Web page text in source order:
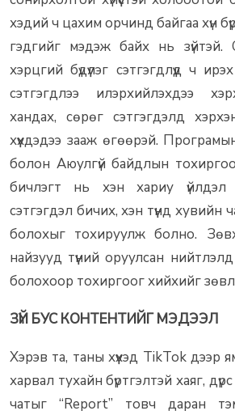
хэдий ч цахим орчинд байгаа хүн
гэдгийг мэдэж байх нь зүйтэй.
хэрцгий бүдүүлэг сэтгэгдлүүд ч
сэтгэгдлээ илэрхийлэхдээ
хандах, сөрөг сэтгэгдэлд
хүүхдэдээ зааж өгөөрэй.
болон Аюулгүй байдлын тохиргоо
бичлэгт нь хэн хариу үйлдэл
сэтгэгдэл бичих, хэн түүнд хувийн
болохыг тохируулж болно.
найзууд түүний оруулсан нийтлэлд
болохоор тохиргоог хийхийг
ЗҮЙ БУС КОНТЕНТИЙГ МЭДЭЭЛ
Хэрэв та, таны хүүхэд TikTok дээр
харвал тухайн бүртгэлтэй хаяг,
чатыг “Report” товч даран